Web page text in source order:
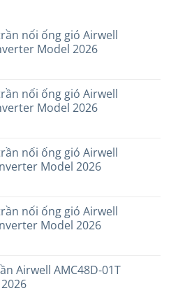
nối ống gió Airwell
Model 2026
nối ống gió Airwell
Model 2026
nối ống gió Airwell
Model 2026
nối ống gió Airwell
Model 2026
Airwell AMC48D-01T